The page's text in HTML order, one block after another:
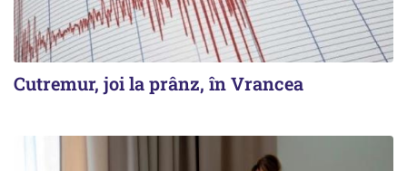
Cutremur, joi la prânz, în Vrancea